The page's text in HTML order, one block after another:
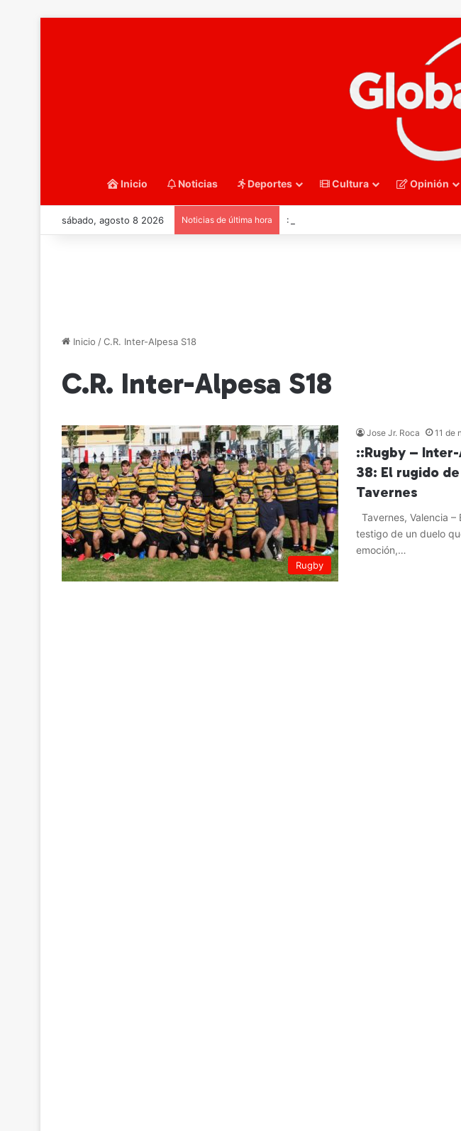
Inicio Noticias Deportes Cultura Opinión
sábado, agosto 8 2026 Noticias de última hora ::Balonmano – Alemania frena el
Inicio /C.R. Inter-Alpesa S18
C.R. Inter-Alpesa S18
Rugby
Jose Jr. Roca 11 de
::Rugby –
38: El rugido
Tavernes
Tavernes, Valencia
testigo de un duelo
emoción,…